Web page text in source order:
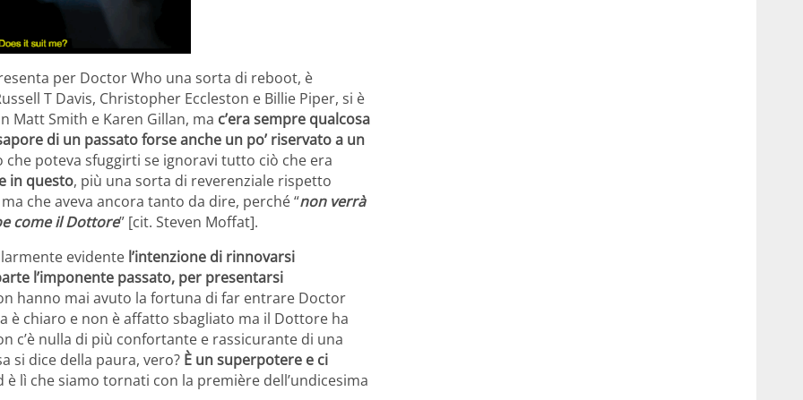
per Doctor Who una sorta di reboot, è
T Davis, Christopher Eccleston e Billie Piper, si è
Matt Smith e Karen Gillan, ma c’era sempre qualcosa
di un passato forse anche un po’ riservato a un
che poteva sfuggirti se ignoravi tutto ciò che era
in questo, più una sorta di reverenziale rispetto
che aveva ancora tanto da dire, perché “non verrà
come il Dottore” [cit. Steven Moffat].
evidente l’intenzione di rinnovarsi
l’imponente passato, per presentarsi
hanno mai avuto la fortuna di far entrare Doctor
è chiaro e non è affatto sbagliato ma il Dottore ha
c’è nulla di più confortante e rassicurante di una
si dice della paura, vero? È un superpotere e ci
è lì che siamo tornati con la première dell’undicesima